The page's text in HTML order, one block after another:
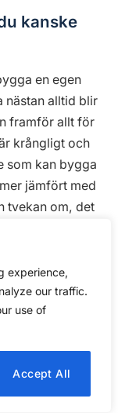
experience,
our traffic.
use of
Accept All
kanske
en egen
nästan alltid blir
framför allt för
krångligt och
som kan bygga
jämfört med
tvekan om, det
kommer
med en
ska vara
visa att så
helst kan